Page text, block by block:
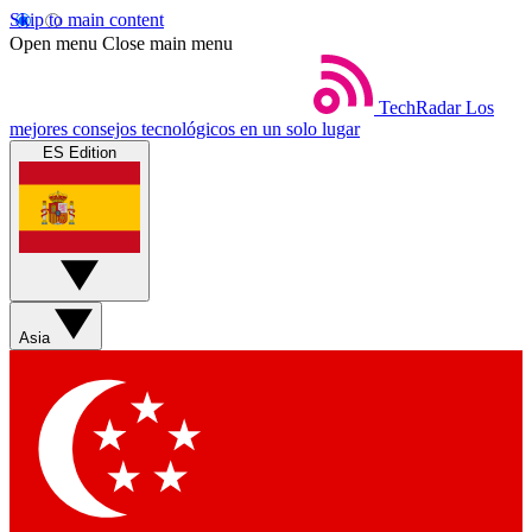
Skip to main content
Open menu Close main menu
TechRadar Los
mejores consejos tecnológicos en un solo lugar
ES Edition
Asia